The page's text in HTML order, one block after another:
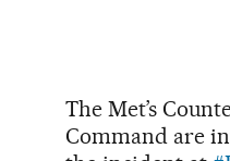
The Met’s
Command are